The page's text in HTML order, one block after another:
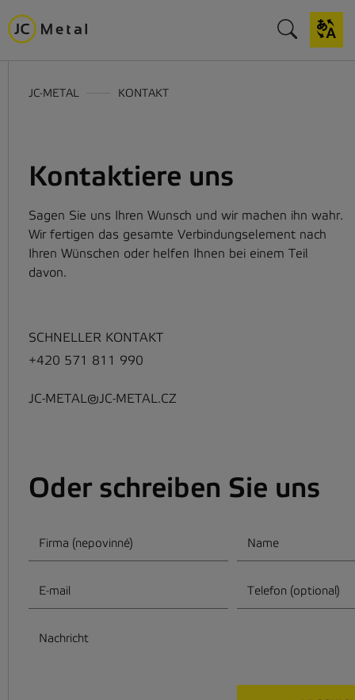
JC-METAL KONTAKT
Kontaktiere uns
Sagen Sie uns Ihren Wunsch und wir machen ihn wahr.
Wir fertigen das gesamte Verbindungselement nach
Ihren Wünschen oder helfen Ihnen bei einem Teil
davon.
SCHNELLER KONTAKT
+420 571 811 990
JC-METAL@JC-METAL.CZ
Oder schreiben Sie uns